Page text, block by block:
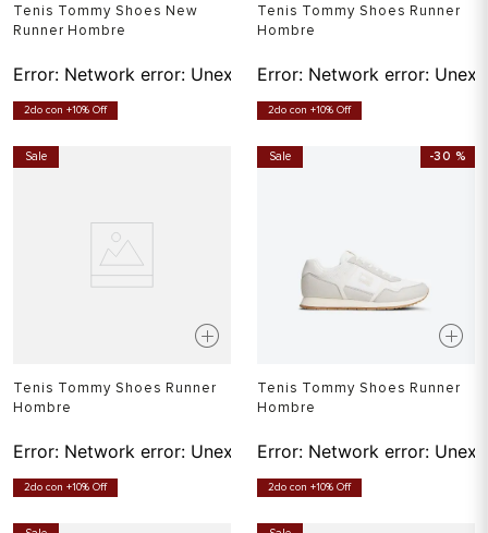
Tenis Tommy Shoes New
Runner Hombre
Error: Network error: Unexpected token T in JSON at
2do con +10% Off
Tenis Tommy Shoes Runner
Hombre
Error: Network error:
2do con +10% Off
Sale
Tenis Tommy Shoes Runner
Hombre
Error: Network error: Unexpected token T in JSON at
2do con +10% Off
Sale -30 %
Tenis Tommy Shoes Runner
Hombre
Error: Network error:
2do con +10% Off